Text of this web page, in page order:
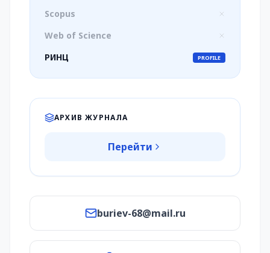
Scopus
Web of Science
РИНЦ
PROFILE
АРХИВ ЖУРНАЛА
Перейти
buriev-68@mail.ru